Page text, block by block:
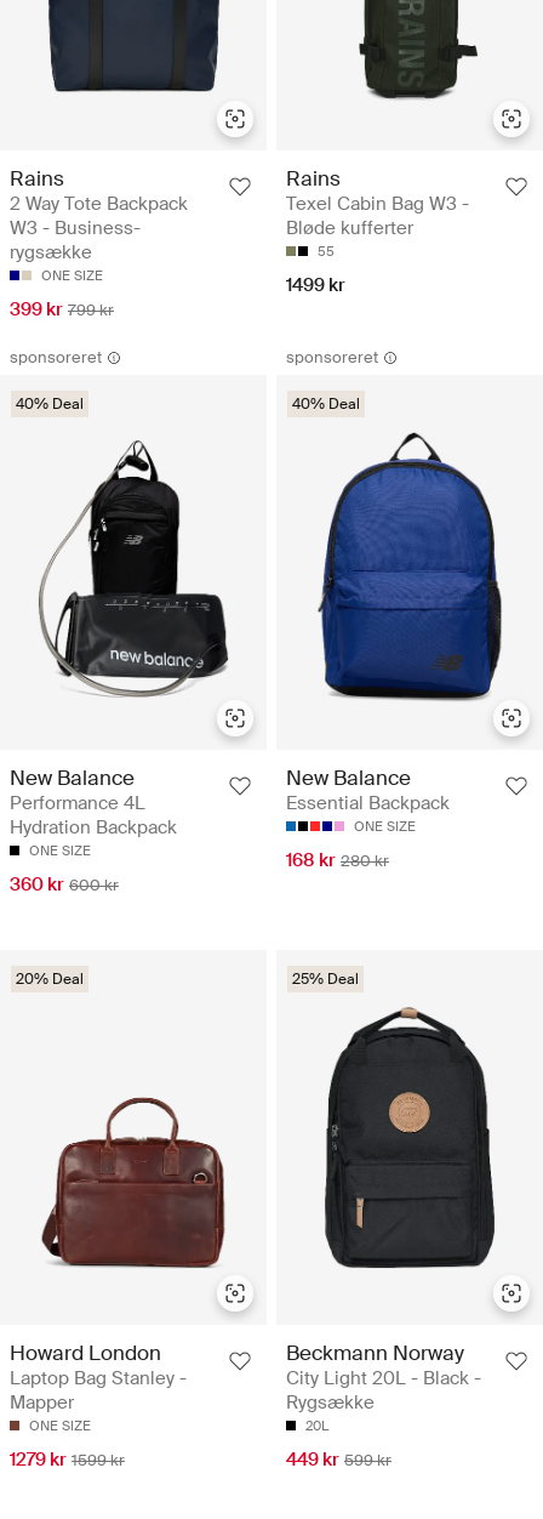
Rains
2 Way Tote Backpack
W3 - Business-
rygsække
ONE SIZE
399 kr 799 kr
Rains
Texel Cabin Bag W3 -
Bløde kufferter
55
1499 kr
sponsoreret
40% Deal
New Balance
Performance 4L
Hydration Backpack
ONE SIZE
360 kr 600 kr
sponsoreret
40% Deal
New Balance
Essential Backpack
ONE SIZE
168 kr 280 kr
20% Deal
Howard London
Laptop Bag Stanley -
Mapper
ONE SIZE
1279 kr 1599 kr
25% Deal
Beckmann Norway
City Light 20L - Black -
Rygsække
20L
449 kr 599 kr